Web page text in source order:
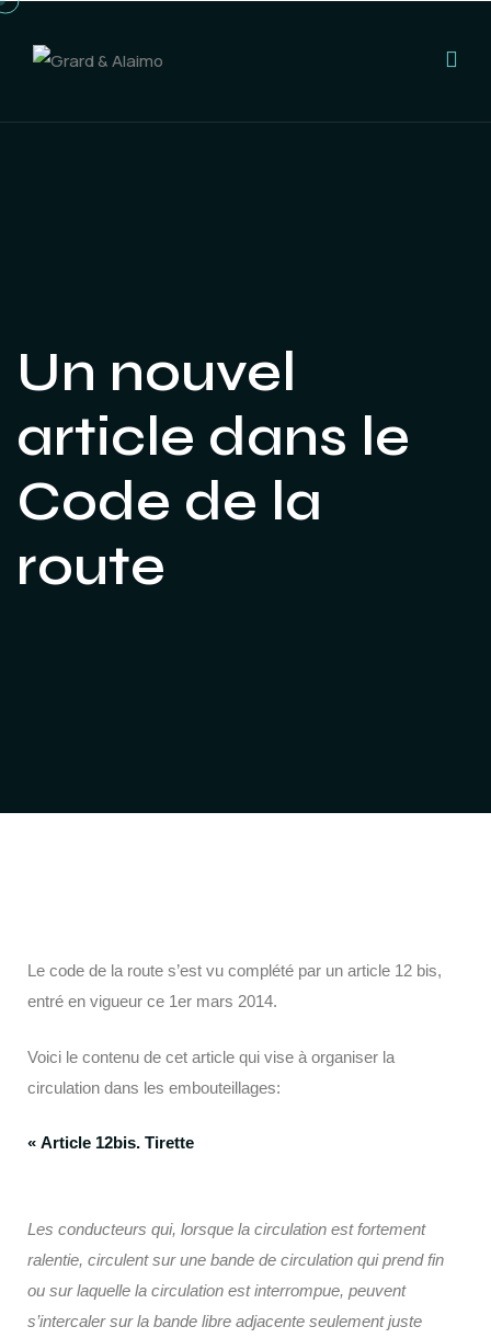
Un nouvel
article dans le
Code de la
route
Le code de la route s’est vu complété par un article 12 bis,
entré en vigueur ce 1er mars 2014.
Voici le contenu de cet article qui vise à organiser la
circulation dans les embouteillages:
« Article 12bis. Tirette
Les conducteurs qui, lorsque la circulation est fortement
ralentie, circulent sur une bande de circulation qui prend fin
ou sur laquelle la circulation est interrompue, peuvent
s’intercaler sur la bande libre adjacente seulement juste